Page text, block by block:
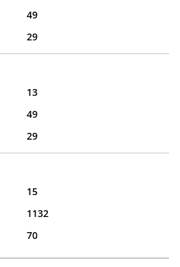
49
29
13
49
29
15
1132
70